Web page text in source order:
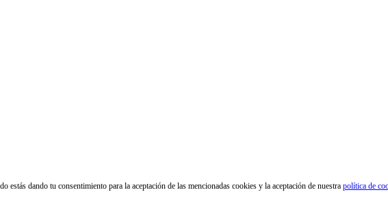
dando tu consentimiento para la aceptación de las mencionadas cookies y la aceptación de nuestra política de